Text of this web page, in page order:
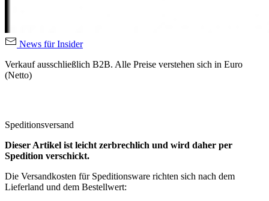
News für Insider
Verkauf ausschließlich B2B. Alle Preise verstehen sich in Euro
(Netto)
Speditionsversand
Dieser Artikel ist leicht zerbrechlich und wird daher per
Spedition verschickt.
Die Versandkosten für Speditionsware richten sich nach dem
Lieferland und dem Bestellwert: